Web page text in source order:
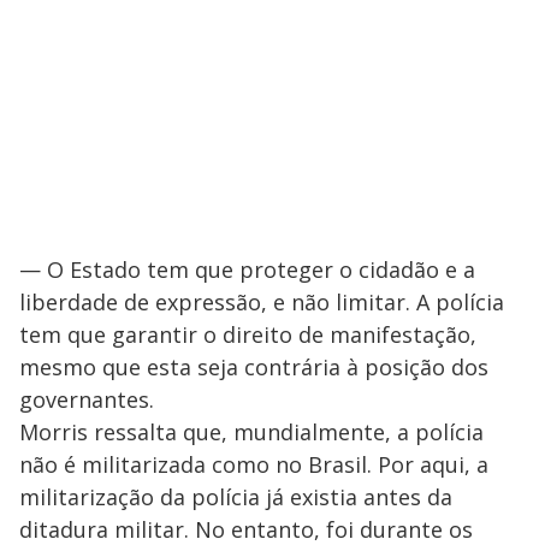
— O Estado tem que proteger o cidadão e a
liberdade de expressão, e não limitar. A polícia
tem que garantir o direito de manifestação,
mesmo que esta seja contrária à posição dos
governantes.
Morris ressalta que, mundialmente, a polícia
não é militarizada como no Brasil. Por aqui, a
militarização da polícia já existia antes da
ditadura militar. No entanto, foi durante os